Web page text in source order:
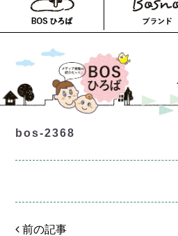
bos-2368
前の記事